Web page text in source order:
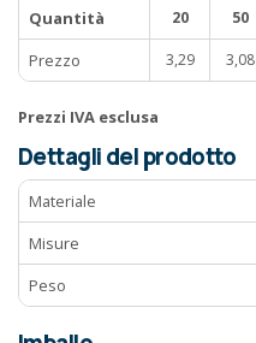
Quantità
20 50
Prezzo 3,29 3,08
Prezzi IVA esclusa
Dettagli del prodotto
Materiale
Misure
Peso